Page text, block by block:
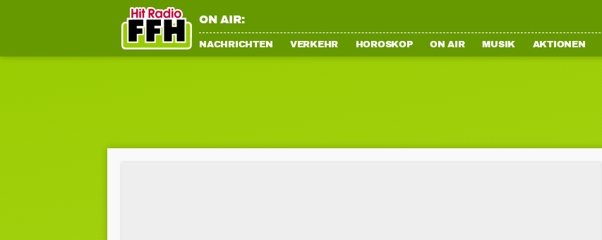
ON AIR:
NACHRICHTEN VERKEHR HOROSKOP ON AIR MUSIK AKTIONEN